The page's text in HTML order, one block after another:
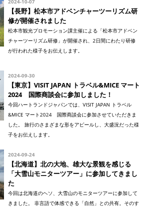
2024-10-07
【長野】松本市アドベンチャーツーリズム研
修が開催されました
松本市観光プロモーション課主催による「松本市アドベン
チャーツーリズム研修」が開催され、2日間にわたり研修
が行われた様子をお伝えします。
2024-09-30
【東京】VISIT JAPAN トラベル&MICE マート
2024 国際商談会に参加しました！
今回ハートランドジャパンでは、VISIT JAPAN トラベル
&MICE マート2024 国際商談会に参加させていただきま
した。 旅行のさまざまな形をアピールし、大盛況だった様
子をお伝えします。
2024-09-24
【北海道】北の大地、雄大な景観を感じる
「大雪山モニターツアー」に参加してきまし
た
今回は北海道のヘソ、大雪山のモニターツアーに参加して
きました。 非言語で体感できる「自然」との共有。そのす